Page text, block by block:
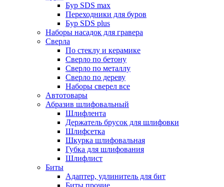
Бур SDS max
Переходники для буров
Бур SDS plus
Наборы насадок для гравера
Сверла
По стеклу и керамике
Сверло по бетону
Сверло по металлу
Сверло по дереву
Наборы сверел все
Автотовары
Абразив шлифовальный
Шлифлента
Держатель брусок для шлифовки
Шлифсетка
Шкурка шлифовальная
Губка для шлифования
Шлифлист
Биты
Адаптер, удлинитель для бит
Биты прочие